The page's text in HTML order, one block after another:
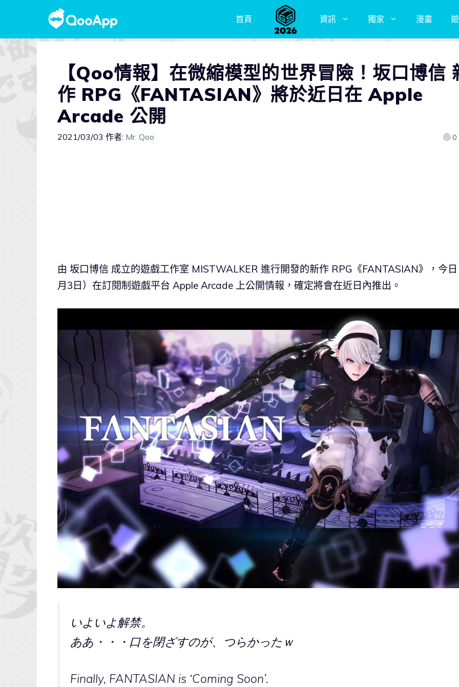
首頁 資訊 獨家 漫畫
【Qoo情報】在微縮模型的世界冒險！坂口博信
作 RPG《FANTASIAN》將於近日在 Apple
Arcade 公開
2021/03/03 作者: Mr. Qoo 0
由 坂口博信 成立的遊戲工作室 MISTWALKER 進行開發的新作 RPG《FANTASIAN》，今
月3日）在訂閱制遊戲平台 Apple Arcade 上公開情報，確定將會在近日內推出。
いよいよ解禁。
ああ・・・口を閉ざすのが、つらかったｗ
Finally, FANTASIAN is ‘Coming Soon’.